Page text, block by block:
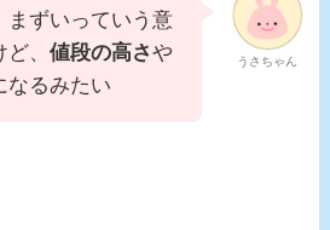
うさちゃん
まずいっていう意
ど、値段の高さや
なるみたい